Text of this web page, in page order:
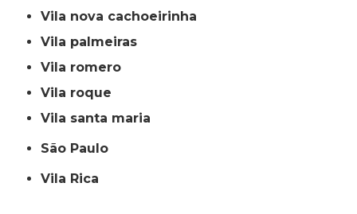
vila nova cachoeirinha
vila palmeiras
vila romero
vila roque
vila santa maria
São Paulo
Vila Rica